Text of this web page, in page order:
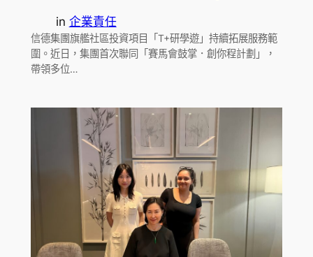
in 企業責任
信德集團旗艦社區投資項目「T+研學遊」持續拓展服務範
圍。近日，集團首次聯同「賽馬會鼓掌．創你程計劃」，
帶領多位…